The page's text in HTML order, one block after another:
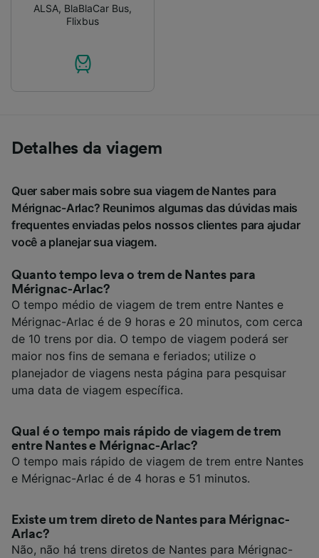
ALSA, BlaBlaCar Bus,
Flixbus
Detalhes da viagem
Quer saber mais sobre sua viagem de Nantes para
Mérignac-Arlac? Reunimos algumas das dúvidas mais
frequentes enviadas pelos nossos clientes para ajudar
você a planejar sua viagem.
Quanto tempo leva o trem de Nantes para
Mérignac-Arlac?
O tempo médio de viagem de trem entre Nantes e
Mérignac-Arlac é de 9 horas e 20 minutos, com cerca
de 10 trens por dia. O tempo de viagem poderá ser
maior nos fins de semana e feriados; utilize o
planejador de viagens nesta página para pesquisar
uma data de viagem específica.
Qual é o tempo mais rápido de viagem de trem
entre Nantes e Mérignac-Arlac?
O tempo mais rápido de viagem de trem entre Nantes
e Mérignac-Arlac é de 4 horas e 51 minutos.
Existe um trem direto de Nantes para Mérignac-
Arlac?
Não, não há trens diretos de Nantes para Mérignac-